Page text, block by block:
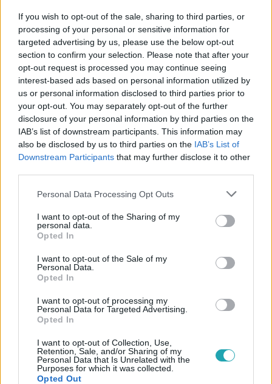
If you wish to opt-out of the sale, sharing to third parties, or
processing of your personal or sensitive information for
targeted advertising by us, please use the below opt-out
section to confirm your selection. Please note that after your
opt-out request is processed you may continue seeing
interest-based ads based on personal information utilized by
us or personal information disclosed to third parties prior to
your opt-out. You may separately opt-out of the further
disclosure of your personal information by third parties on the
IAB’s list of downstream participants. This information may
also be disclosed by us to third parties on the IAB’s List of
Downstream Participants that may further disclose it to other
Please note that this website/app uses one or more Google
not limited to your visit or usage behaviour. You may click to
grant or deny consent to Google and its third-party tags to
use your data for below specified purposes in below Google
consent section.
Personal Data Processing Opt Outs
I want to opt-out of the Sharing of my
personal data.
Opted In
I want to opt-out of the Sale of my
Personal Data.
Opted In
I want to opt-out of processing my
Personal Data for Targeted Advertising.
Opted In
I want to opt-out of Collection, Use,
Retention, Sale, and/or Sharing of my
Personal Data that Is Unrelated with the
Purposes for which it was collected.
Opted Out
Facebookon is!
Követem
GAZDASÁG #LÁZÁR JÁNOS #VADÁSZHÁZ
Népszerű